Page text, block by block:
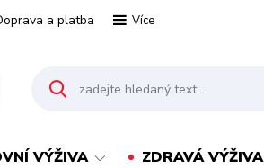
a platba Více
VÝŽIVA ZDRAVÁ VÝŽIVA